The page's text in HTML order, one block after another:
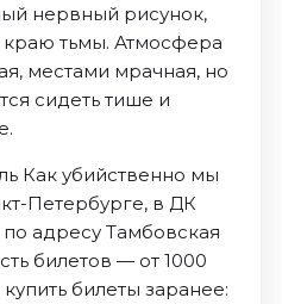
нервный рисунок,
краю тьмы. Атмосфера
местами мрачная, но
сидеть тише и
Как убийственно мы
Петербурге, в ДК
адресу Тамбовская
билетов — от 1000
билеты заранее: